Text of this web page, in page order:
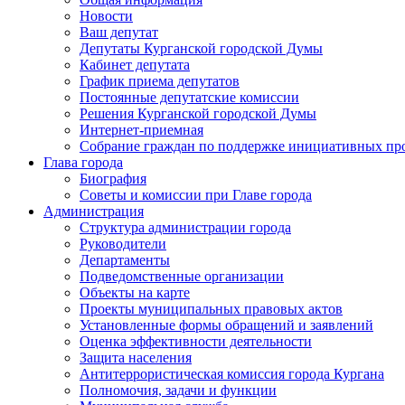
Новости
Ваш депутат
Депутаты Курганской городской Думы
Кабинет депутата
График приема депутатов
Постоянные депутатские комиссии
Решения Курганской городской Думы
Интернет-приемная
Собрание граждан по поддержке инициативных
Глава города
Биография
Советы и комиссии при Главе города
Администрация
Структура администрации города
Руководители
Департаменты
Подведомственные организации
Объекты на карте
Проекты муниципальных правовых актов
Установленные формы обращений и заявлений
Оценка эффективности деятельности
Защита населения
Антитеррористическая комиссия города Кургана
Полномочия, задачи и функции